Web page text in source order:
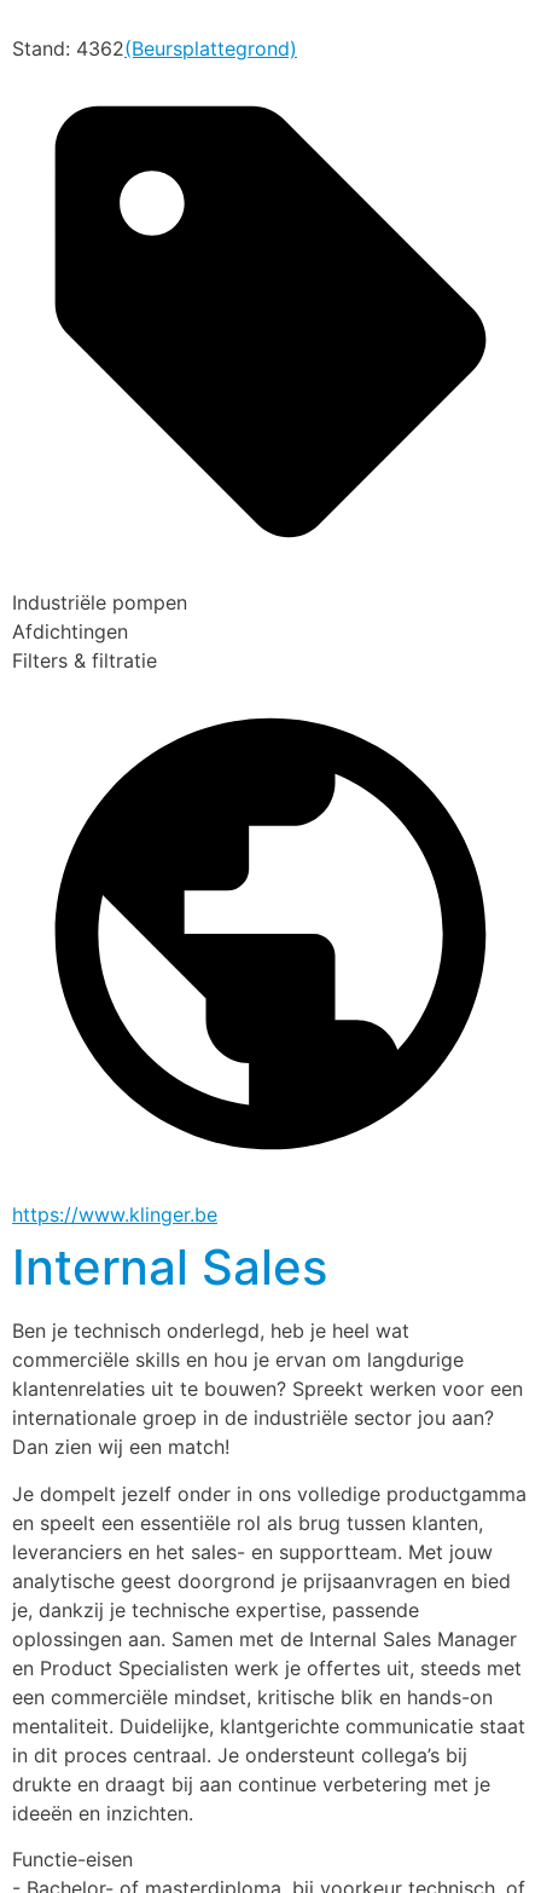
Stand: 4362(Beursplattegrond)
Industriële pompen
Afdichtingen
Filters & filtratie
https://www.klinger.be
Internal Sales
Ben je technisch onderlegd, heb je heel wat
commerciële skills en hou je ervan om langdurige
klantenrelaties uit te bouwen? Spreekt werken voor een
internationale groep in de industriële sector jou aan?
Dan zien wij een match!
Je dompelt jezelf onder in ons volledige productgamma
en speelt een essentiële rol als brug tussen klanten,
leveranciers en het sales- en supportteam. Met jouw
analytische geest doorgrond je prijsaanvragen en bied
je, dankzij je technische expertise, passende
oplossingen aan. Samen met de Internal Sales Manager
en Product Specialisten werk je offertes uit, steeds met
een commerciële mindset, kritische blik en hands-on
mentaliteit. Duidelijke, klantgerichte communicatie staat
in dit proces centraal. Je ondersteunt collega’s bij
drukte en draagt bij aan continue verbetering met je
ideeën en inzichten.
Functie-eisen